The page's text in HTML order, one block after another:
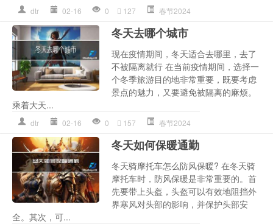
dtr 02-16 0 127 春节2024
冬天去哪个城市
现在疫情期间，冬天适合去哪里，去了
不被隔离就行 在当前疫情期间，选择一
个冬季旅游目的地非常重要，既要考虑
景点的魅力，又要避免被隔离的麻烦。
乘着大天...
dtr 02-16 0 157 春节2024
冬天如何保暖通勤
冬天骑摩托车怎么防风保暖? 在冬天骑
摩托车时，防风保暖是非常重要的。首
先要带上头盔，头盔可以有效地阻挡外
界寒风对头部的影响，并保护头部安
全。其次，可...